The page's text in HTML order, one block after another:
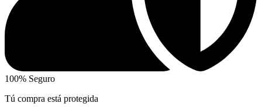
100% Seguro
Tú compra está protegida